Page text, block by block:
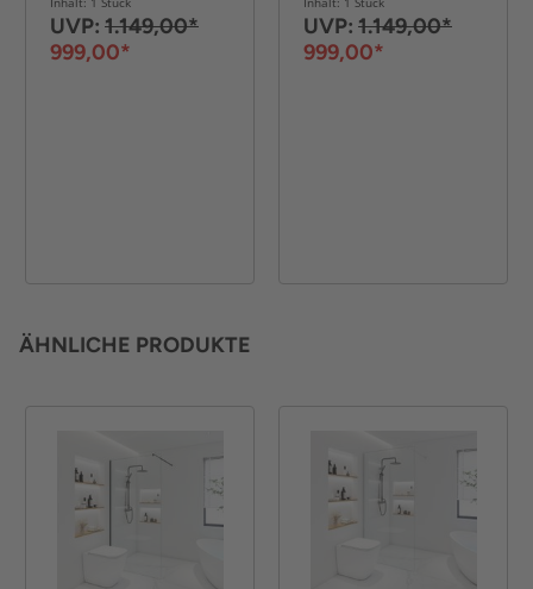
UVP: 1.149,00*
999,00*
UVP: 1.149,00*
999,00*
ÄHNLICHE PRODUKTE